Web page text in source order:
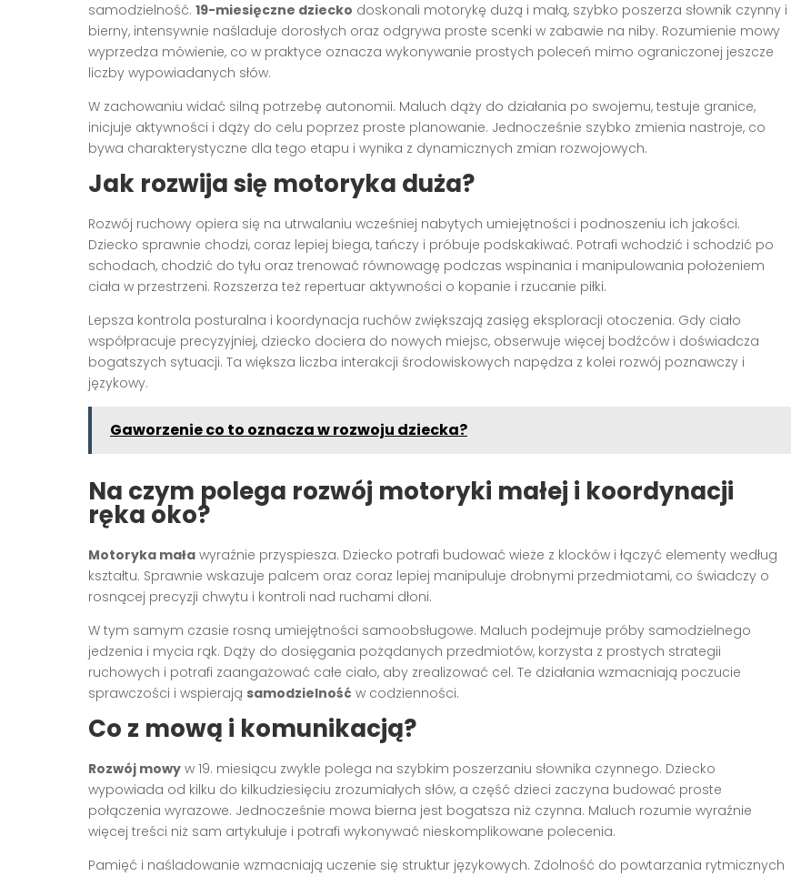
samodzielność. 19-miesięczne dziecko doskonali motorykę dużą i małą, szybko poszerza słownik czynny i
bierny, intensywnie naśladuje dorosłych oraz odgrywa proste scenki w zabawie na niby. Rozumienie mowy
wyprzedza mówienie, co w praktyce oznacza wykonywanie prostych poleceń mimo ograniczonej jeszcze
liczby wypowiadanych słów.
W zachowaniu widać silną potrzebę autonomii. Maluch dąży do działania po swojemu, testuje granice,
inicjuje aktywności i dąży do celu poprzez proste planowanie. Jednocześnie szybko zmienia nastroje, co
bywa charakterystyczne dla tego etapu i wynika z dynamicznych zmian rozwojowych.
Jak rozwija się motoryka duża?
Rozwój ruchowy opiera się na utrwalaniu wcześniej nabytych umiejętności i podnoszeniu ich jakości.
Dziecko sprawnie chodzi, coraz lepiej biega, tańczy i próbuje podskakiwać. Potrafi wchodzić i schodzić po
schodach, chodzić do tyłu oraz trenować równowagę podczas wspinania i manipulowania położeniem
ciała w przestrzeni. Rozszerza też repertuar aktywności o kopanie i rzucanie piłki.
Lepsza kontrola posturalna i koordynacja ruchów zwiększają zasięg eksploracji otoczenia. Gdy ciało
współpracuje precyzyjniej, dziecko dociera do nowych miejsc, obserwuje więcej bodźców i doświadcza
bogatszych sytuacji. Ta większa liczba interakcji środowiskowych napędza z kolei rozwój poznawczy i
językowy.
Gaworzenie co to oznacza w rozwoju dziecka?
Na czym polega rozwój motoryki małej i koordynacji
ręka oko?
Motoryka mała wyraźnie przyspiesza. Dziecko potrafi budować wieże z klocków i łączyć elementy według
kształtu. Sprawnie wskazuje palcem oraz coraz lepiej manipuluje drobnymi przedmiotami, co świadczy o
rosnącej precyzji chwytu i kontroli nad ruchami dłoni.
W tym samym czasie rosną umiejętności samoobsługowe. Maluch podejmuje próby samodzielnego
jedzenia i mycia rąk. Dąży do dosięgania pożądanych przedmiotów, korzysta z prostych strategii
ruchowych i potrafi zaangażować całe ciało, aby zrealizować cel. Te działania wzmacniają poczucie
sprawczości i wspierają samodzielność w codzienności.
Co z mową i komunikacją?
Rozwój mowy w 19. miesiącu zwykle polega na szybkim poszerzaniu słownika czynnego. Dziecko
wypowiada od kilku do kilkudziesięciu zrozumiałych słów, a część dzieci zaczyna budować proste
połączenia wyrazowe. Jednocześnie mowa bierna jest bogatsza niż czynna. Maluch rozumie wyraźnie
więcej treści niż sam artykułuje i potrafi wykonywać nieskomplikowane polecenia.
Pamięć i naśladowanie wzmacniają uczenie się struktur językowych. Zdolność do powtarzania rytmicznych